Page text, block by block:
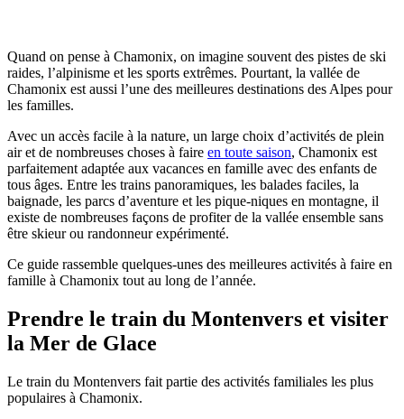
Quand on pense à Chamonix, on imagine souvent des pistes de ski
raides, l’alpinisme et les sports extrêmes. Pourtant, la vallée de
Chamonix est aussi l’une des meilleures destinations des Alpes pour
les familles.
Avec un accès facile à la nature, un large choix d’activités de plein
air et de nombreuses choses à faire en toute saison, Chamonix est
parfaitement adaptée aux vacances en famille avec des enfants de
tous âges. Entre les trains panoramiques, les balades faciles, la
baignade, les parcs d’aventure et les pique-niques en montagne, il
existe de nombreuses façons de profiter de la vallée ensemble sans
être skieur ou randonneur expérimenté.
Ce guide rassemble quelques-unes des meilleures activités à faire en
famille à Chamonix tout au long de l’année.
Prendre le train du Montenvers et visiter
la Mer de Glace
Le train du Montenvers fait partie des activités familiales les plus
populaires à Chamonix.